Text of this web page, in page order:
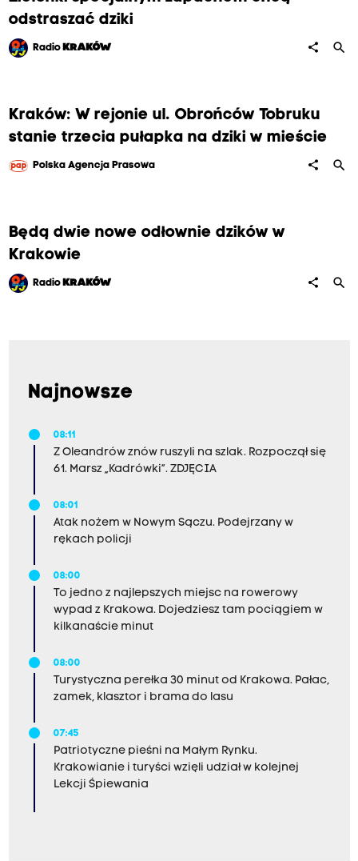
odstraszać dziki
Radio KRAKÓW share search
Kraków: W rejonie ul. Obrońców Tobruku
stanie trzecia pułapka na dziki w mieście
Polska Agencja Prasowa share search
Będą dwie nowe odłownie dzików w
Krakowie
Radio KRAKÓW share search
Najnowsze
08:11
Z Oleandrów znów ruszyli na szlak. Rozpoczął się
61. Marsz „Kadrówki”. ZDJĘCIA
08:01
Atak nożem w Nowym Sączu. Podejrzany w
rękach policji
08:00
To jedno z najlepszych miejsc na rowerowy
wypad z Krakowa. Dojedziesz tam pociągiem w
kilkanaście minut
08:00
Turystyczna perełka 30 minut od Krakowa. Pałac,
zamek, klasztor i brama do lasu
07:45
Patriotyczne pieśni na Małym Rynku.
Krakowianie i turyści wzięli udział w kolejnej
Lekcji Śpiewania